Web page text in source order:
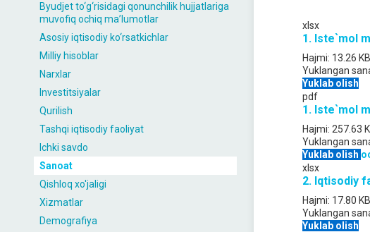
Byudjet to‘g‘risidagi qonunchilik hujjatlariga
muvofiq ochiq maʼlumotlar
Asosiy iqtisodiy ko‘rsatkichlar
Milliy hisoblar
Narxlar
Investitsiyalar
Qurilish
Tashqi iqtisodiy faoliyat
Ichki savdo
Sanoat
Qishloq xo'jaligi
Xizmatlar
Demografiya
xlsx
1. Iste`mol
Hajmi: 13.26 KB
Yuklangan
Yuklab olish
pdf
1. Iste`mol
Hajmi: 257.63
Yuklangan
Yuklab olish
xlsx
2. Iqtisodiy
Hajmi: 17.80 KB
Yuklangan
Yuklab olish